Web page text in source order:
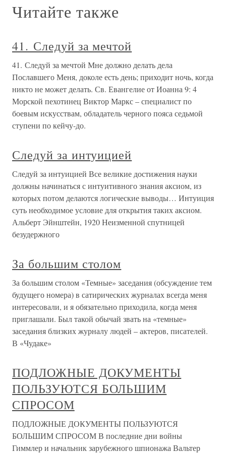
Читайте также
41. Следуй за мечтой
41. Следуй за мечтой Мне должно делать дела
Пославшего Меня, доколе есть день; приходит ночь, когда
никто не может делать. Св. Евангелие от Иоанна 9: 4
Морской пехотинец Виктор Маркс – специалист по
боевым искусствам, обладатель черного пояса седьмой
ступени по кейчу-до.
Следуй за интуицией
Следуй за интуицией Все великие достижения науки
должны начинаться с интуитивного знания аксиом, из
которых потом делаются логические выводы… Интуиция
суть необходимое условие для открытия таких аксиом.
Альберт Эйнштейн, 1920 Неизменной спутницей
безудержного
За большим столом
За большим столом «Темные» заседания (обсуждение тем
будущего номера) в сатирических журналах всегда меня
интересовали, и я обязательно приходила, когда меня
приглашали. Был такой обычай звать на «темные»
заседания близких журналу людей – актеров, писателей.
В «Чудаке»
ПОДЛОЖНЫЕ ДОКУМЕНТЫ
ПОЛЬЗУЮТСЯ БОЛЬШИМ
СПРОСОМ
ПОДЛОЖНЫЕ ДОКУМЕНТЫ ПОЛЬЗУЮТСЯ
БОЛЬШИМ СПРОСОМ В последние дни войны
Гиммлер и начальник зарубежного шпионажа Вальтер